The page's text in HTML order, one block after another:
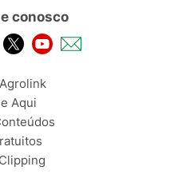
conosco
Aqui